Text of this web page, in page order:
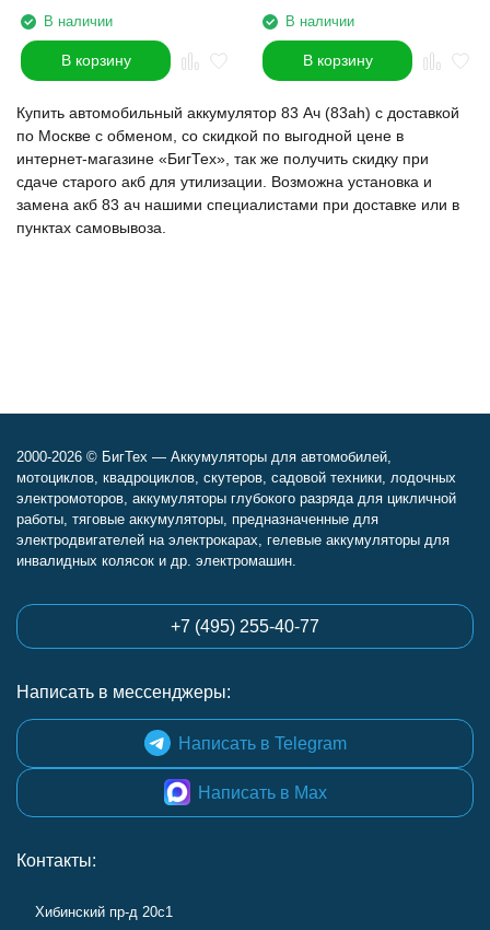
В наличии
В корзину
В наличии
В корзину
Купить автомобильный аккумулятор 83 Ач (83ah) с доставкой
по Москве с обменом, со скидкой по выгодной цене в
интернет-магазине «БигТех», так же получить скидку при
сдаче старого акб для утилизации. Возможна установка и
замена акб 83 ач нашими специалистами при доставке или в
пунктах самовывоза.
2000-2026 © БигТех — Аккумуляторы для автомобилей,
мотоциклов, квадроциклов, скутеров, садовой техники, лодочных
электромоторов, аккумуляторы глубокого разряда для цикличной
работы, тяговые аккумуляторы, предназначенные для
электродвигателей на электрокарах, гелевые аккумуляторы для
инвалидных колясок и др. электромашин.
+7 (495) 255-40-77
Написать в мессенджеры:
Написать в Telegram
Написать в Max
Контакты:
Хибинский пр-д 20с1